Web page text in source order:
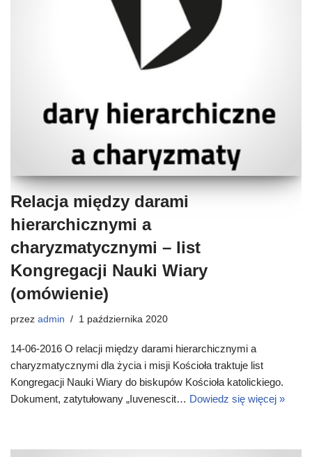
Relacja między darami
hierarchicznymi a
charyzmatycznymi – list
Kongregacji Nauki Wiary
(omówienie)
przez admin 1 października 2020
14-06-2016 O relacji między darami hierarchicznymi a
charyzmatycznymi dla życia i misji Kościoła traktuje list
Kongregacji Nauki Wiary do biskupów Kościoła katolickiego.
Dokument, zatytułowany „Iuvenescit… Dowiedz się więcej »